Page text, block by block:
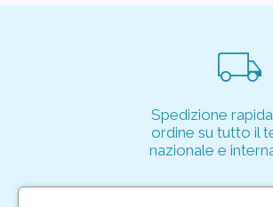
local_shipping
Spedizione
ordine su tutto il
nazionale e